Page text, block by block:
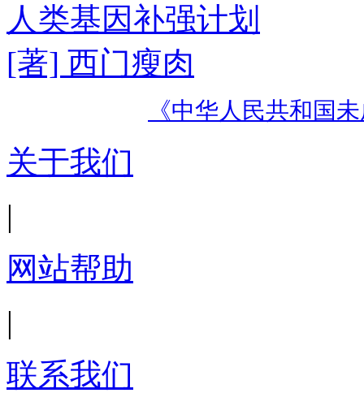
人类基因补强计划
[著] 西门瘦肉
《中华人民共和国
关于我们
|
网站帮助
|
联系我们